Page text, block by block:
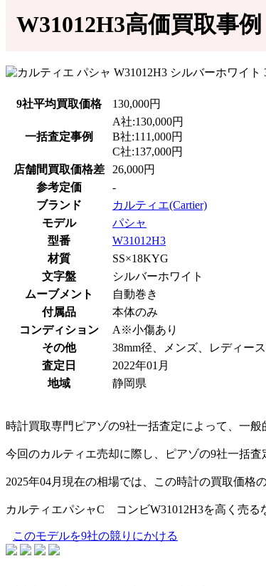
W31012H3高価買取事
9社平均買取価格 130,000円
一括査定事例
A社:130,000円
B社:111,000円
C社:137,000円
店舗間買取価格差
26,000円
参考定価
-
ブランド
カルティエ(Cartier)
モデル
パシャ
型番
W31012H3
材質
SS×18KYG
文字盤
シルバーホワイト
ムーブメント
自動巻き
付属品
本体のみ
コンディション
A※小傷あり
その他
38mm径、メンズ、レディース
査定日
2022年01月
地域
静岡県
時計買取専門ピアゾの9社一括査定によって、一
今回のカルティエ売却に際し、ピアゾの9社一括
2025年04月現在の相場では、この時計の買取価格
カルティエパシャC コンビW31012H3を高く売る
このモデルを9社の競りにかける